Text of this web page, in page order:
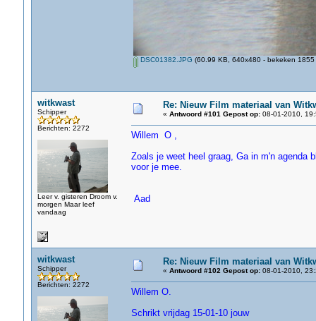
DSC01382.JPG (60.99 KB, 640x480 - bekeken 1855
witkwast
Schipper
Berichten: 2272
Leer v. gisteren Droom v.
morgen Maar leef
vandaag
Re: Nieuw Film materiaal van
« Antwoord #101 Gepost op:08-01-2010,
Willem O ,
Zoals je weet heel graag, Ga in m'n agenda
voor je mee.
Aad
witkwast
Schipper
Berichten: 2272
Re: Nieuw Film materiaal van
« Antwoord #102 Gepost op:08-01-2010,
Willem O.
Schrikt vrijdag 15-01-10 jouw